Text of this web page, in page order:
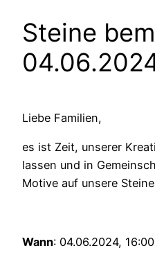
Steine
Liebe Familien,
es ist Zeit, unserer
lassen und in
Motive auf unsere
Wann: 04.06.2024,